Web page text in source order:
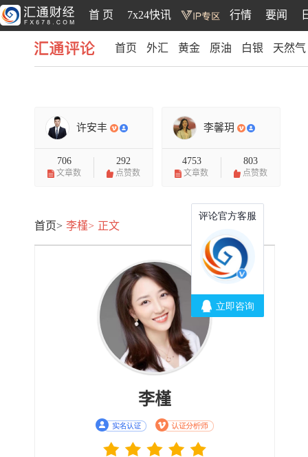
首 页 7x24快讯 行情 要闻
首页 外汇 黄金 原油 白银 天然气
许安丰
706
文章数
292
点赞数
李馨玥
4753
文章数
803
点赞数
首页> 李槿> 正文
李槿